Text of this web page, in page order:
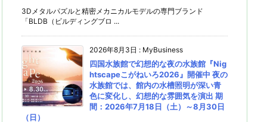
3Dメタルパズルと精密メカニカルモデルの専門ブランド
「BLDB（ビルディングブロ ...
2026年8月3日 : MyBusiness
四国水族館で幻想的な夜の水族館『Nig
htscapeこがねいろ2026』開催中 夜の
水族館では、館内の水槽照明が深い青
色に変化し、幻想的な雰囲気を演出 期
間：2026年7月18日（土）～8月30日
（日）